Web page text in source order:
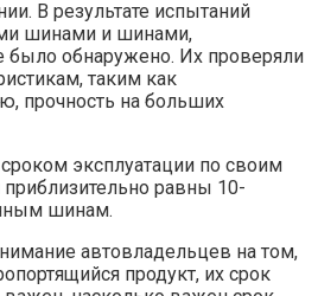
В результате испытаний
шинами и шинами,
было обнаружено. Их проверяли
таким как
прочность на больших
эксплуатации по своим
равны 10-
шинам.
автовладельцев на том,
продукт, их срок